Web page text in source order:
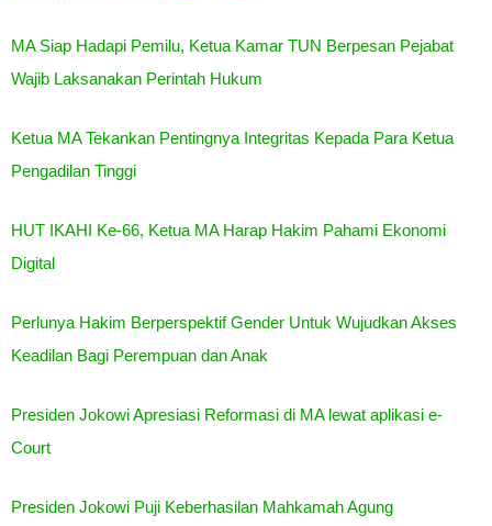
MA Siap Hadapi Pemilu, Ketua Kamar TUN Berpesan Pejabat
Wajib Laksanakan Perintah Hukum
Ketua MA Tekankan Pentingnya Integritas Kepada Para Ketua
Pengadilan Tinggi
HUT IKAHI Ke-66, Ketua MA Harap Hakim Pahami Ekonomi
Digital
Perlunya Hakim Berperspektif Gender Untuk Wujudkan Akses
Keadilan Bagi Perempuan dan Anak
Presiden Jokowi Apresiasi Reformasi di MA lewat aplikasi e-
Court
Presiden Jokowi Puji Keberhasilan Mahkamah Agung